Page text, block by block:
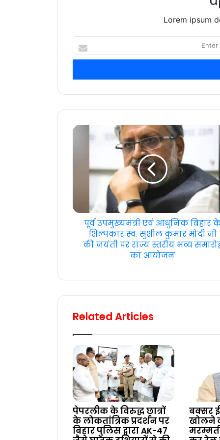
Lorem ipsum
your
address
पूर्व उपमुख्यमंत्री एवं आधुनिक बिहार
शिल्पकार स्व. सुशील कुमार मोदी जी
की जयंती पर राज्य स्तरीय भव्य
का आयोजन
Related Articles
पेपरलीक के विरुद्ध छात्रों
के लोकतांत्रिक प्रदर्शन पर
बिहार पुलिस द्वारा AK-47
बक्सर
खोलने